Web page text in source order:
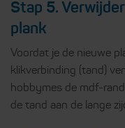
Stap 5.
plank
Voordat je de nieuwe
klikverbinding (tand)
hobbymes de mdf-
de tand aan de lange